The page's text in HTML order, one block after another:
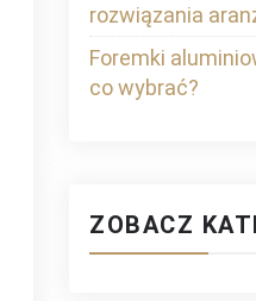
rozwiązania
Foremki
co wybrać?
ZOBACZ